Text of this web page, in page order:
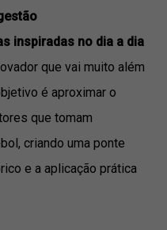
inspiradas no dia a dia
que vai muito além
é aproximar o
que tomam
criando uma ponte
e a aplicação prática